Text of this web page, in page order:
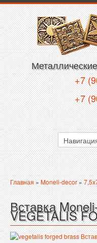
+7
+7
Главная»Moneli-decor»
Вставка
VEGETALIS